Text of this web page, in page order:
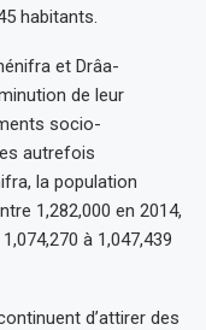
habitants.
et Drâa-
de leur
socio-
autrefois
la population
1,282,000 en 2014,
à 1,047,439
d’attirer des